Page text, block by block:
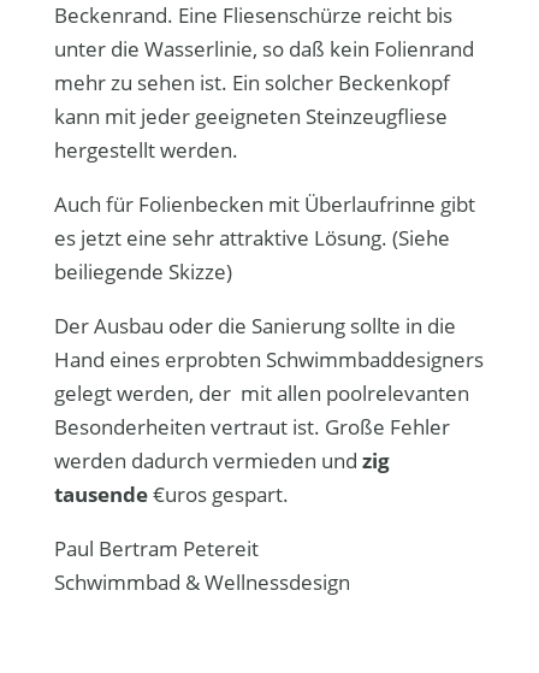
Beckenrand. Eine Fliesenschürze reicht bis
unter die Wasserlinie, so daß kein Folienrand
mehr zu sehen ist. Ein solcher Beckenkopf
kann mit jeder geeigneten Steinzeugfliese
hergestellt werden.
Auch für Folienbecken mit Überlaufrinne gibt
es jetzt eine sehr attraktive Lösung. (Siehe
beiliegende Skizze)
Der Ausbau oder die Sanierung sollte in die
Hand eines erprobten Schwimmbaddesigners
gelegt werden, der mit allen poolrelevanten
Besonderheiten vertraut ist. Große Fehler
werden dadurch vermieden und zig
tausende€uros gespart.
Paul Bertram Petereit
Schwimmbad & Wellnessdesign